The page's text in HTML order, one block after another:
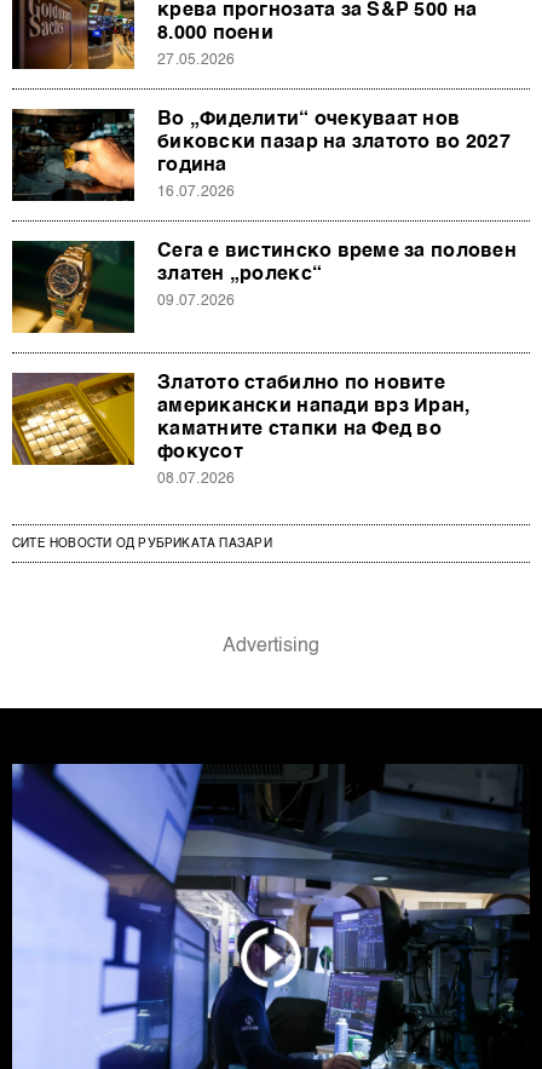
крева прогнозата за S&P 500 на
8.000 поени
27.05.2026
Во „Фиделити“ очекуваат нов
биковски пазар на златото во 2027
година
16.07.2026
Сега е вистинско време за половен
златен „ролекс“
09.07.2026
Златото стабилно по новите
американски напади врз Иран,
каматните стапки на Фед во
фокусот
08.07.2026
СИТЕ НОВОСТИ ОД РУБРИКАТА ПАЗАРИ